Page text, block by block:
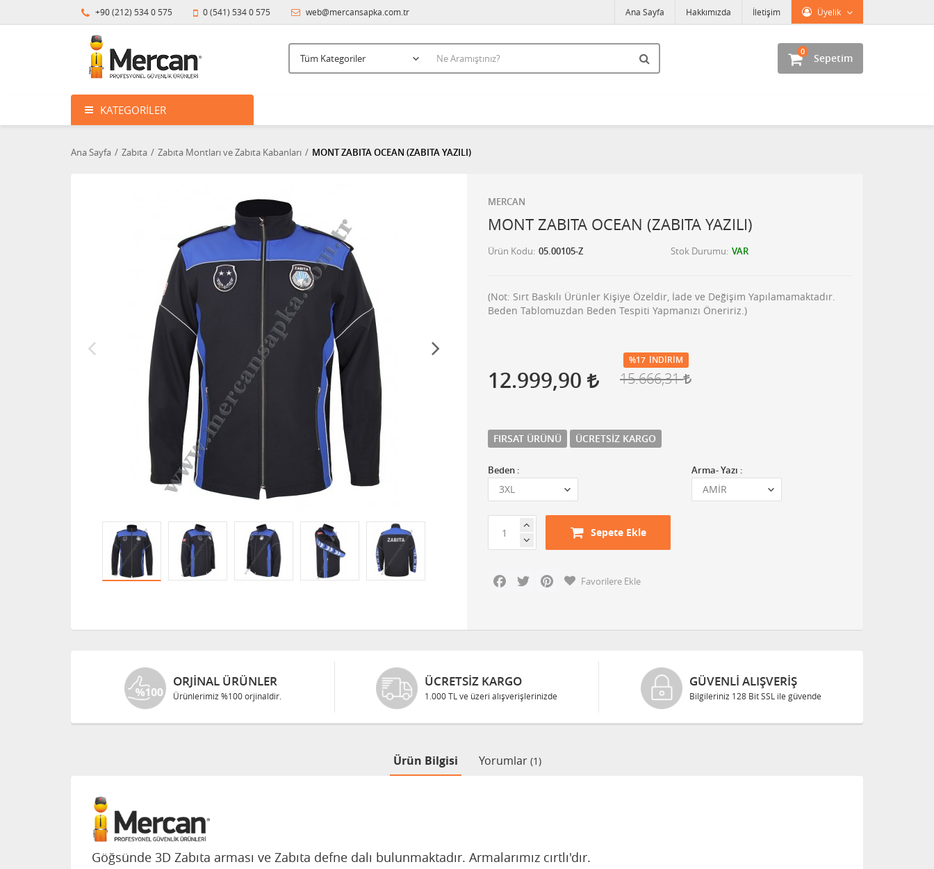
+90 (212) 534 0 575 0 (541) 534 0 575 web@mercansapka.com.tr Üyelik
Ana Sayfa Hakkımızda İletişim
Sepetim
0
KATEGORILER
Ana Sayfa Zabıta Zabıta Montları ve Zabıta Kabanları MONT ZABITA OCEAN (ZABITA YAZILI)
MERCAN
MONT ZABITA OCEAN (ZABITA YAZILI)
Ürün Kodu 05.00105-Z Stok Durumu VAR
(Not: Sırt Baskılı Ürünler Kişiye Özeldir, İade ve Değişim Yapılamamaktadır.
Beden Tablomuzdan Beden Tespiti Yapmanızı Öneririz.)
12.999,90
%17 İNDIRIM
15.666,31
FIRSAT ÜRÜNÜ ÜCRETSIZ KARGO
Beden : Arma- Yazı :
Sepete Ekle
Facebook
Twitter PinterestFavorilere Ekle
ORJINAL ÜRÜNLER
Ürünlerimiz %100 orjinaldir.
ÜCRETSIZ KARGO
1.000 TL ve üzeri alışverişlerinizde
GÜVENLI ALIŞVERIŞ
Bilgileriniz 128 Bit SSL ile güvende
Ürün Bilgisi Yorumlar (1)
Göğsünde 3D Zabıta arması ve Zabıta defne dalı bulunmaktadır. Armalarımız cırtlı'dır.